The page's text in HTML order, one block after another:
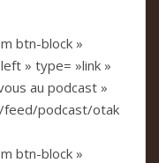
btn-block »
» type= »link »
au podcast »
feed/podcast/otak
btn-block »